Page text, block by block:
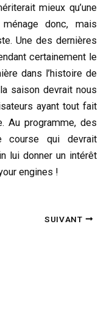
mieux qu’une
donc, mais
Une des dernières
certainement le
dans l’histoire de
saison devrait nous
ayant tout fait
Au programme, des
course qui devrait
lui donner un intérêt
engines !
SUIVANT